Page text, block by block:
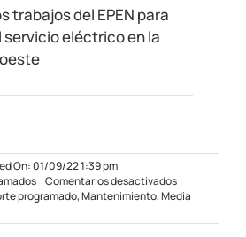
trabajos del EPEN para
servicio eléctrico en la
On: 01/09/22 1:39 pm
Comentarios desactivadosen
Cortes
en
programado,Mantenimiento,Media